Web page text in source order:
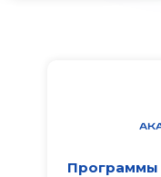
Программы